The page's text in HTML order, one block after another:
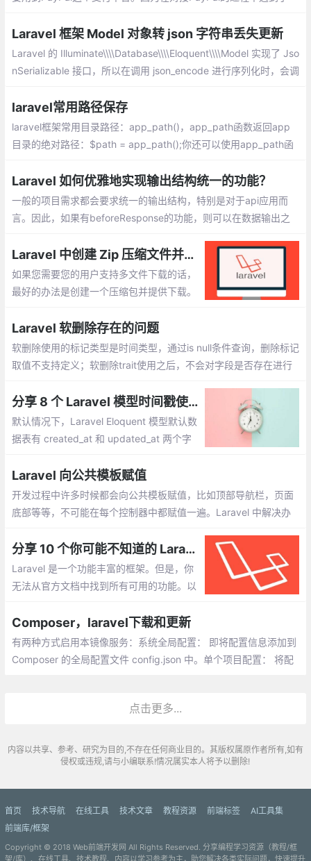
助到用到PayPal的朋友。我集成的是paypal/rest-api-sdk-php。
Laravel 框架 Model 对象转 json 字符串丢失更新
Laravel 的 Illuminate\\\\Database\\\\Eloquent\\\\Model 实现了 Jso
nSerializable 接口，所以在调用 json_encode 进行序列化时，会调
laravel常用路径保存
laravel框架常用目录路径：app_path()，app_path函数返回app
目录的绝对路径：$path = app_path();你还可以使用app_path函
(\\\'Http/Controllers/Controller.php\\\');
Laravel 如何优雅地实现输出结构统一的功能？
一般的项目需求都会要求统一的输出结构，特别是对于api应用而
言。因此，如果有beforeResponse的功能，则可以在数据输出之
Laravel 中创建 Zip 压缩文件并提供下载
如果您需要您的用户支持多文件下载的话，
最好的办法是创建一个压缩包并提供下载。
关于 Laravel 的，而是和 PHP 的关联更
Laravel 软删除存在的问题
软删除使用的标记类型是时间类型，通过is null条件查询，删除标记
取值不支持定义；软删除trait使用之后，不会对字段是否存在进行
除字段，如果要应用软删除
分享 8 个 Laravel 模型时间戳使用技巧
默认情况下，Laravel Eloquent 模型默认数
据表有 created_at 和 updated_at 两个字
现很多有趣的功能。下面举例说明。
Laravel 向公共模板赋值
开发过程中许多时候都会向公共模板赋值，比如顶部导航栏，页面
底部等等，不可能在每个控制器中都赋值一遍。Laravel 中解决办
分享 10 个你可能不知道的 Laravel Eloquent 小技巧
Laravel 是一个功能丰富的框架。但是，你
无法从官方文档中找到所有可用的功能。以
性:当修改一条 Eloquent 模型记录的时候你
可以通过调用
Composer，laravel下载和更新
有两种方式启用本镜像服务：系统全局配置： 即将配置信息添加到
Composer 的全局配置文件 config.json 中。单个项目配置： 将配
点击更多...
内容以共享、参考、研究为目的,不存在任何商业目的。其版权属原作者所有,如有
侵权或违规,请与小编联系!情况属实本人将予以删除!
首页 技术导航 在线工具 技术文章 教程资源 前端标签
AI工具集
前端库/框架